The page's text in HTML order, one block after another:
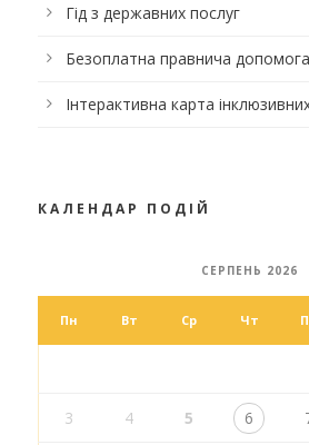
Гід з державних послуг
Безоплатна правнича допомога
Інтерактивна карта
КАЛЕНДАР ПОДІЙ
СЕРПЕНЬ 2026
Пн Вт Ср Чт
3 4 5 6